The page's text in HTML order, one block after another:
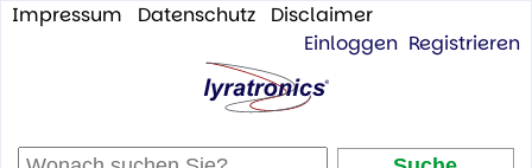
Impressum Datenschutz
Disclaimer
Einloggen Registrieren